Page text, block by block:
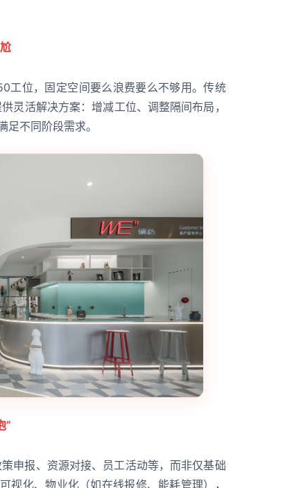
工位，固定空间要么浪费要么不够用。传统
灵活解决方案：增减工位、调整隔间布局，
不同阶段需求。
”
申报、资源对接、员工活动等，而非仅基础
视化、物业化（如在线报修、能耗管理），